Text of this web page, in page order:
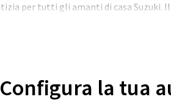
per tutti gli amanti di casa Suzuki.
Configura la tua